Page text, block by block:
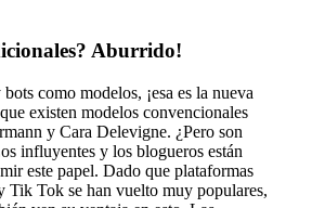
Aburrido!
como modelos, ¡esa es la nueva
existen modelos convencionales
y Cara Delevigne. ¿Pero son
influyentes y los blogueros están
este papel. Dado que plataformas
Tik Tok se han vuelto muy populares,